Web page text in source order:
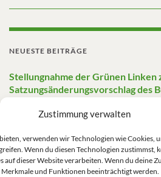
Zustimmung verwalten
verwenden wir Technologien wie Cookies,
Wenn du diesen Technologien zustimmst,
auf dieser Website verarbeiten. Wenn du deine
und Funktionen beeinträchtigt werden.
NEUESTE BEITRÄGE
Stellungnahme der Grünen Linken
Satzungsänderungsvorschlag des
17. JANUAR 2026
T-Shirt-Aktion auf der BDK in